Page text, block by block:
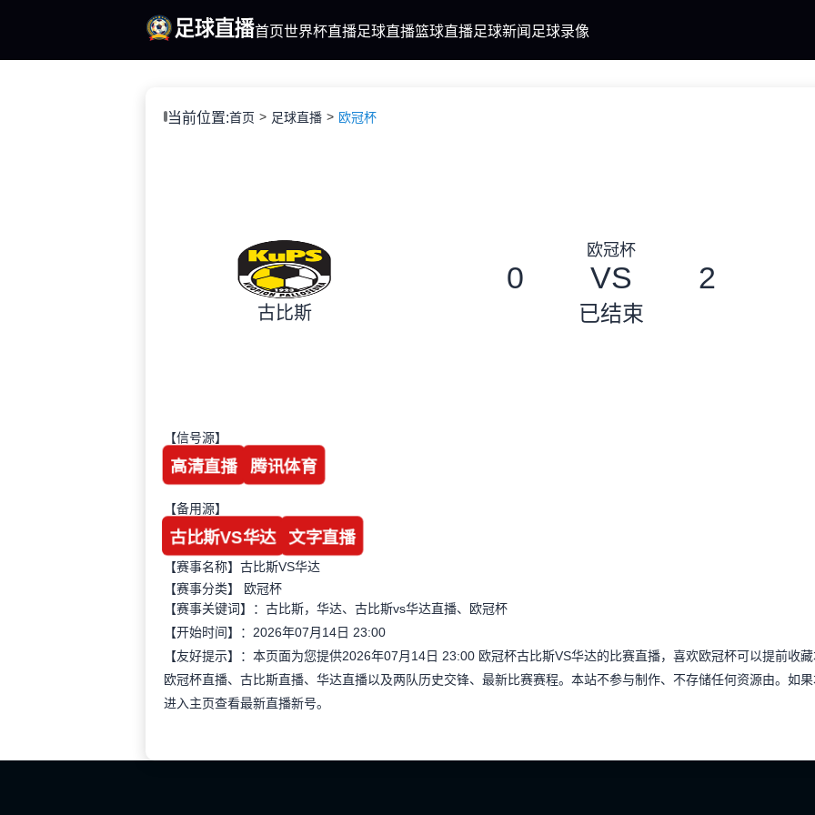
首页世界杯直播足球直播篮球直播足球新闻 足球录像
当前位置:首页 足球直播 欧冠杯
古比斯
欧冠杯
0 VS 2
已结束
【信号源】
高清直播 腾讯体育
【备用源】
古比斯VS华达 文字直播
【赛事名称】古比斯VS华达
【赛事分类】
欧冠杯
【赛事关键词】：古比斯，华达、古比斯vs华达直播、欧冠杯
【开始时间】：2026年07月14日 23:00
【友好提示】：本页面为您提供2026年07月14日 23:00 欧冠杯古比斯VS华达的比赛直播，喜欢欧冠杯可以提前收
欧冠杯直播、古比斯直播、华达直播以及两队历史交锋、最新比赛赛程。本站不参与制作、不存储任何资源由。如
进入主页查看最新直播新号。